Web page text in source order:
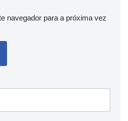
navegador para a próxima vez